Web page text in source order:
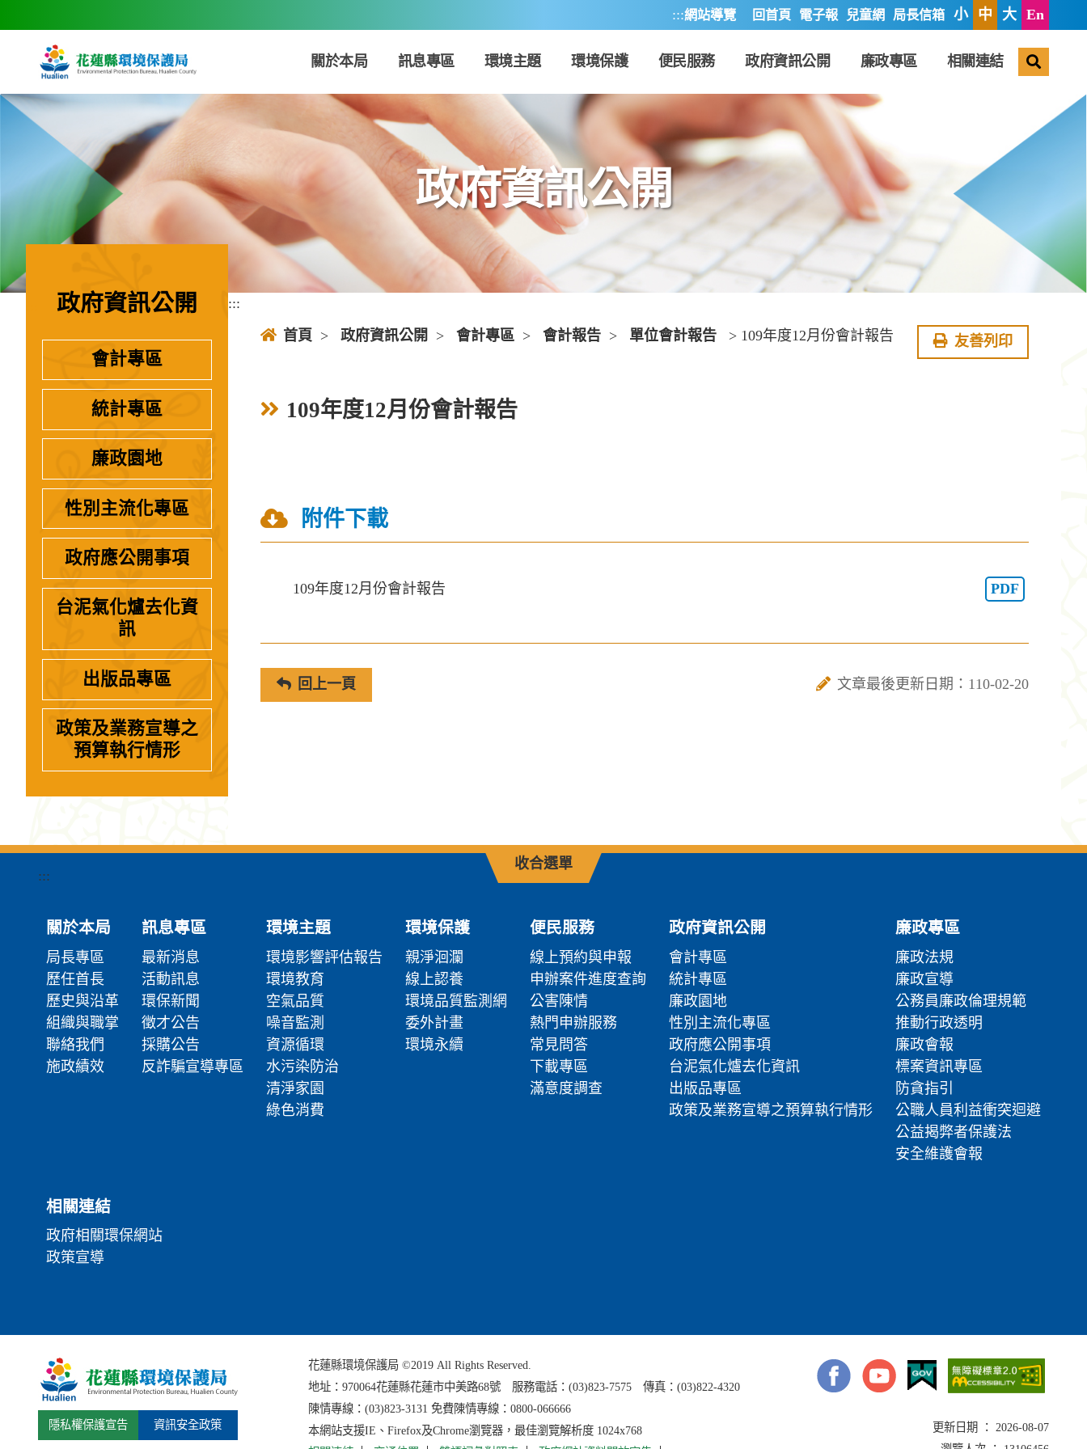
:::網站導覽 回首頁 電子報 兒童網 局長信箱 小 中 大 En
關於本局 訊息專區 環境主題 環境保護 便民服務 政府資訊公開 廉政專區 相關連結
政府資訊公開
政府資訊公開
會計專區
統計專區
廉政園地
性別主流化專區
政府應公開事項
台泥氣化爐去化資
訊
出版品專區
政策及業務宣導之
預算執行情形
:::
首頁 > 政府資訊公開 > 會計專區 > 會計報告 > 單位會計報告 > 109年度12月份會計報告 友善列印
109年度12月份會計報告
附件下載
109年度12月份會計報告 PDF
回上一頁 文章最後更新日期：110-02-20
收合選單
:::
關於本局
局長專區
歷任首長
歷史與沿革
組織與職掌
聯絡我們
施政績效
訊息專區
最新消息
活動訊息
環保新聞
徵才公告
採購公告
反詐騙宣導專區
環境主題
環境影響評估報告
環境教育
空氣品質
噪音監測
資源循環
水污染防治
清淨家園
綠色消費
環境保護
親淨洄瀾
線上認養
環境品質監測網
委外計畫
環境永續
便民服務
線上預約與申報
申辦案件進度查詢
公害陳情
熱門申辦服務
常見問答
下載專區
滿意度調查
政府資訊公開
會計專區
統計專區
廉政園地
性別主流化專區
政府應公開事項
台泥氣化爐去化資訊
出版品專區
政策及業務宣導之預算執行情形
廉政專區
廉政法規
廉政宣導
公務員廉政倫理規範
推動行政透明
廉政會報
標案資訊專區
防貪指引
公職人員利益衝突迴避
公益揭弊者保護法
安全維護會報
相關連結
政府相關環保網站
政策宣導
隱私權保護宣告 資訊安全政策
花蓮縣環境保護局 ©2019 All Rights Reserved.
地址： 970064花蓮縣花蓮市中美路68號 服務電話：(03)823-7575 傳真：(03)822-4320
陳情專線：(03)823-3131 免費陳情專線：0800-066666
本網站支援IE、Firefox及Chrome瀏覽器，最佳瀏覽解析度 1024x768
更新日期 ： 2026-08-07